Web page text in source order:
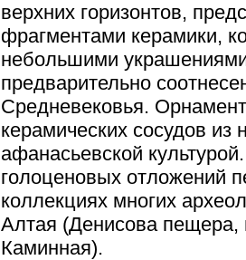
верхних горизонтов,
фрагментами керамики,
небольшими
предварительно
Средневековья.
керамических сосудов из
афанасьевской
голоценовых отложений
коллекциях многих
Алтая (Денисова
Каминная).